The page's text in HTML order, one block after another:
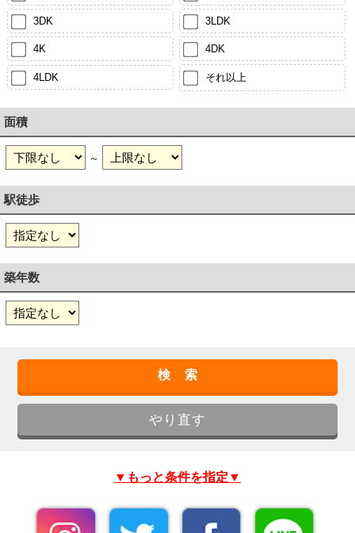
3DK 3LDK
4K 4DK
4LDK それ以上
面積
～
駅徒歩
築年数
▼もっと条件を指定▼